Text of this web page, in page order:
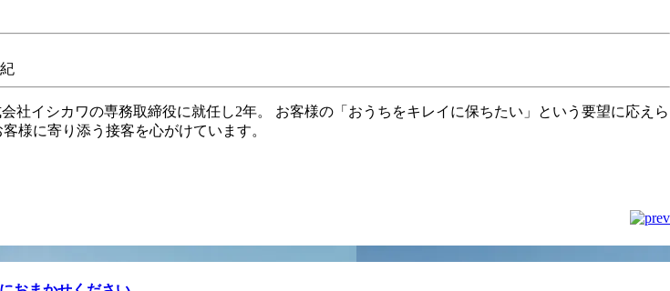
社イシカワの専務取締役に就任し2年。 お客様の「おうちをキレイに保ちたい」という要望に応えら
様に寄り添う接客を心がけています。